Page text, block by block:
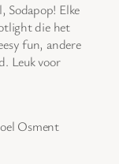
Sodapop! Elke
die het
fun, andere
Leuk voor
Osment